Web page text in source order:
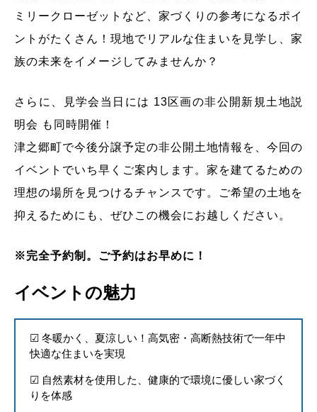
ミリークローゼットなど、家づくりの参考になるポイ
ントがたくさん！現地でリアルな住まいを見学し、家
族の未来をイメージしてみませんか？
さらに、見学会当日には 13区画の非公開新規土地説
明会 も同時開催！
津之郷町で今後分譲予定の非公開土地情報を、今回の
イベントでいち早くご案内します。家を建てるための
理想の場所を見つけるチャンスです。ご希望の土地を
抑えるためにも、ぜひこの機会にお越しください。
※完全予約制。ご予約はお早めに！
イベントの魅力
☑ 冬暖かく、夏涼しい！高気密・高断熱技術で一年中
快適な住まいを実現
☑ 自然素材を使用した、健康的で環境に優しい家づく
りを体感